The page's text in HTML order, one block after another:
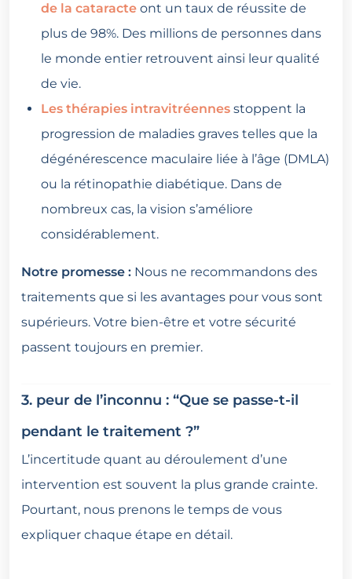
de la cataracte ont un taux de réussite de
plus de 98%. Des millions de personnes dans
le monde entier retrouvent ainsi leur qualité
de vie.
Les thérapies intravitréennes stoppent la
progression de maladies graves telles que la
dégénérescence maculaire liée à l’âge (DMLA)
ou la rétinopathie diabétique. Dans de
nombreux cas, la vision s’améliore
considérablement.
Notre promesse : Nous ne recommandons des
traitements que si les avantages pour vous sont
supérieurs. Votre bien-être et votre sécurité
passent toujours en premier.
3. peur de l’inconnu : “Que se passe-t-il
pendant le traitement ?”
L’incertitude quant au déroulement d’une
intervention est souvent la plus grande crainte.
Pourtant, nous prenons le temps de vous
expliquer chaque étape en détail.